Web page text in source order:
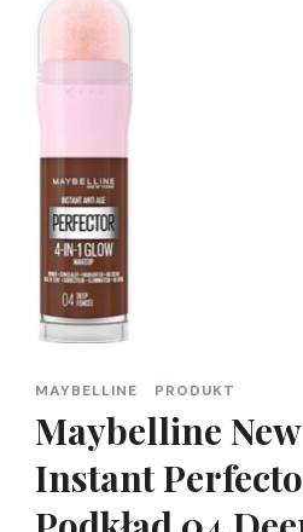
MAYBELLINE PRODUKT
Maybelline
Instant